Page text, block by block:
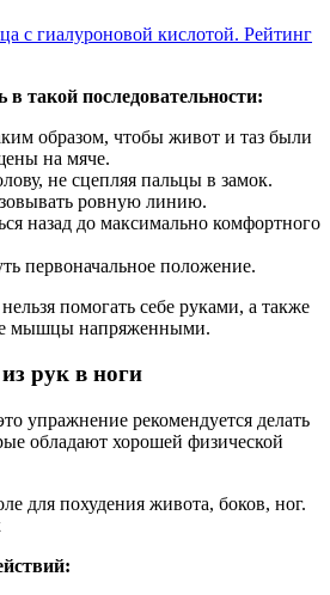
с гиалуроновой кислотой. Рейтинг
в такой последовательности:
образом, чтобы живот и таз были
на мяче.
не сцепляя пальцы в замок.
ровную линию.
назад до максимально комфортного
первоначальное положение.
помогать себе руками, а также
мышцы напряженными.
рук в ноги
упражнение рекомендуется делать
обладают хорошей физической